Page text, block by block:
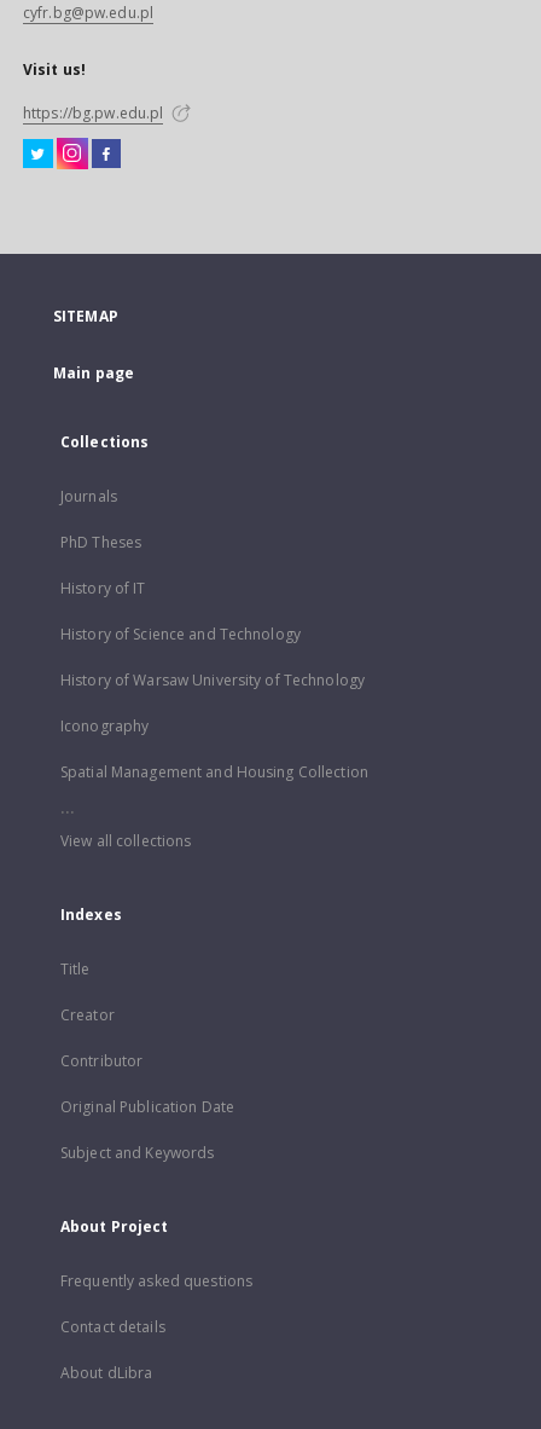
cyfr.bg@pw.edu.pl
Visit us!
https://bg.pw.edu.pl
SITEMAP
Main page
Collections
Journals
PhD Theses
History of IT
History of Science and Technology
History of Warsaw University of Technology
Iconography
Spatial Management and Housing Collection
...
View all collections
Indexes
Title
Creator
Contributor
Original Publication Date
Subject and Keywords
About Project
Frequently asked questions
Contact details
About dLibra